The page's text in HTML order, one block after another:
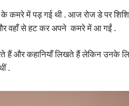
कमरे में पड़ गई थी . आज रोज डे पर
वहाँ से हट कर अपने कमरे में आ गईं .
हैं और कहानियाँ लिखते हैं लेकिन
.